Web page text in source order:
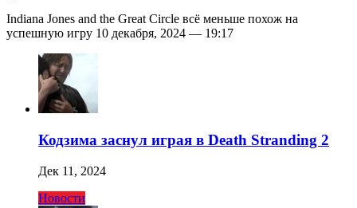
Indiana Jones and the Great Circle всё меньше похож на
успешную игру 10 декабря, 2024 — 19:17
Кодзима заснул играя в Death Stranding 2
Дек 11, 2024
Новости